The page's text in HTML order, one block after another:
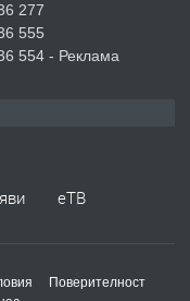
МЕБЕЛИ.
обзаведен
277
555
554 - Реклама
еТВ
Поверителност